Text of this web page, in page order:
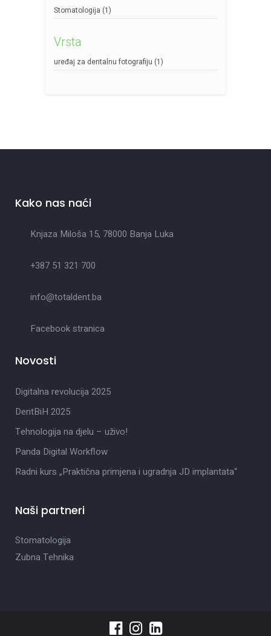
Stomatologija (1)
Vrsta
uređaj za dentalnu fotografiju (1)
Kako nas naći
Knjaza Miloša 15, 78000 Banja Luka
+387 51 321 700
info@totaldent.ba
Facebook stranica
Novosti
Digitalna revolucija 2025
DentBiH 2025
Tehnologija na djelu – uživo!
Panda Digital Workflow
Radni kurs „Praktična primjena i ugradnja JD implantata“
Naši partneri
Stomatologija
Zubna Tehnika